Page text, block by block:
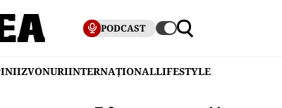
PODCAST
ZVONURIINTERNAȚIONALLIFESTYLE